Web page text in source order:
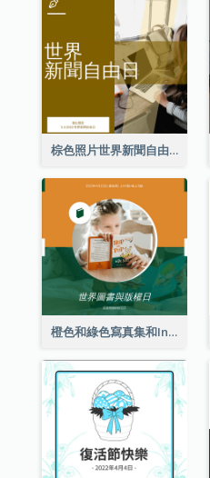
棕色照片世界新聞自由日Instagram帖子
橙色和綠色寫真集和Instagram版權日